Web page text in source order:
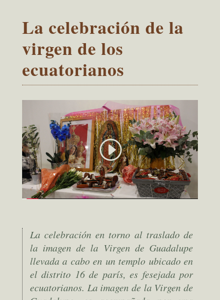
La celebración de la
virgen de los
ecuatorianos
La celebración en torno al traslado de
la imagen de la Virgen de Guadalupe
llevada a cabo en un templo ubicado en
el distrito 16 de parís, es fesejada por
ecuatorianos. La imagen de la Virgen de